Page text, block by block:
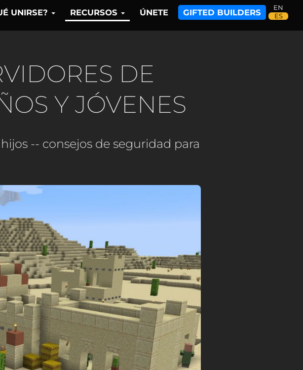
UNIRSE? RECURSOS ÚNETE GIFTED BUILDERS
DE
Y JÓVENES
-- consejos de seguridad para